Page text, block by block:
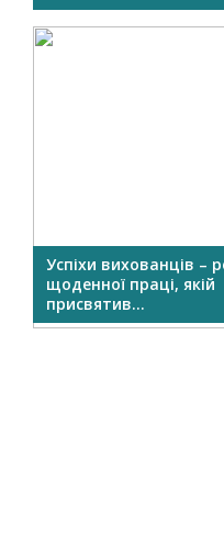
Успіхи вихованців –
щоденної праці, якій
присвятив...